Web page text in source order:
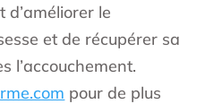
le
et de récupérer sa
l’accouchement.
pour de plus